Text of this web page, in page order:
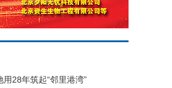
28年筑起“邻里港湾”